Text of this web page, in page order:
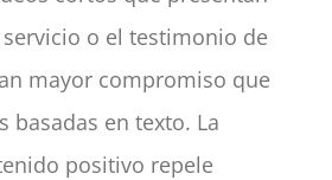
o el testimonio de
mayor compromiso que
basadas en texto. La
positivo repele